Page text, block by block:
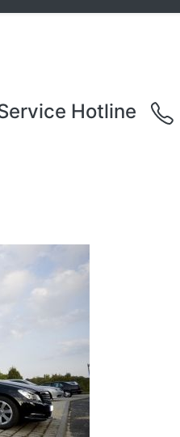
Hotline